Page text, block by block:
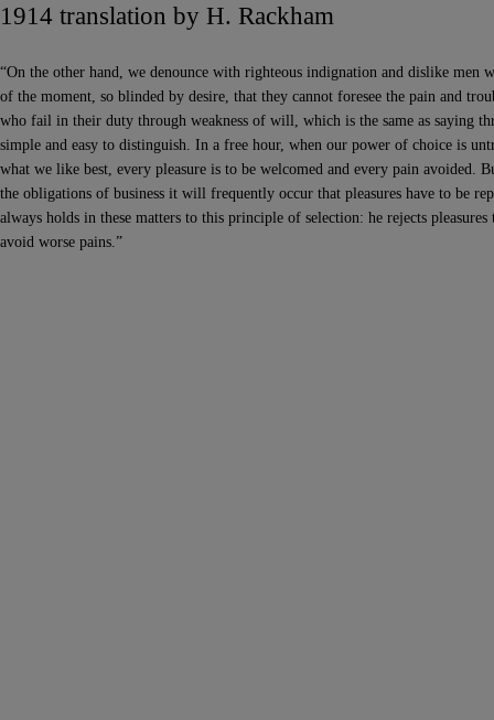
1914 translation by H. Rackham
“On the other hand, we denounce with righteous indignation and dislike men
of the moment, so blinded by desire, that they cannot foresee the pain and
who fail in their duty through weakness of will, which is the same as saying
simple and easy to distinguish. In a free hour, when our power of choice is
what we like best, every pleasure is to be welcomed and every pain avoided.
the obligations of business it will frequently occur that pleasures have to be
always holds in these matters to this principle of selection: he rejects
avoid worse pains.”